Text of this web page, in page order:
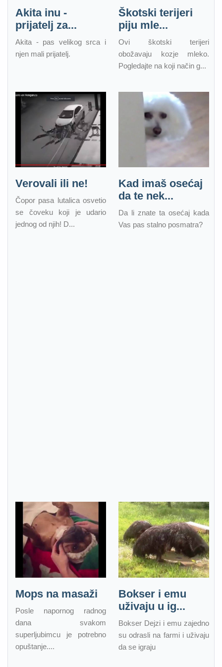
Akita inu -
prijatelj za...
Akita - pas velikog srca i
njen mali prijatelj.
Škotski terijeri
piju mle...
Ovi škotski terijeri
obožavaju kozje mleko.
Pogledajte na koji način g...
Verovali ili ne!
Čopor pasa lutalica osvetio
se čoveku koji je udario
jednog od njih! D...
Kad imaš osećaj
da te nek...
Da li znate ta osećaj kada
Vas pas stalno posmatra?
Mops na masaži
Posle napornog radnog
dana svakom
superljubimcu je potrebno
opuštanje....
Bokser i emu
uživaju u ig...
Bokser Dejzi i emu zajedno
su odrasli na farmi i uživaju
da se igraju